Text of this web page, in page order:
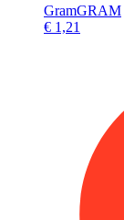
GramGRAM
€ 1,21